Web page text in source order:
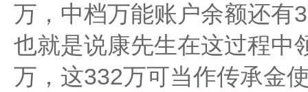
万，中档万能账户余额还有
也就是说康先生在这过程中
万，这332万可当作传承金